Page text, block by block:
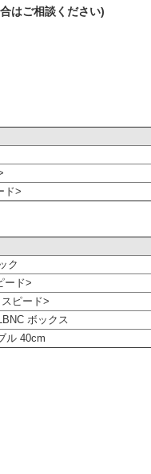
はご相談ください)
ド>
ク
ード>
ピード>
ボックス
ル 40cm